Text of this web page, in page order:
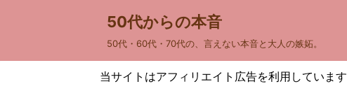
50代からの本音
50代・60代・70代の、言えない本音と大人の嫉妬。
当サイトはアフィリエイト広告を利用しています